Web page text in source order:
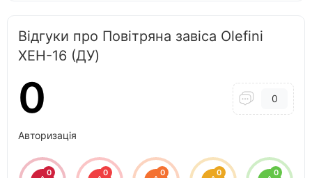
Відгуки про Повітряна завіса Olefini
XEH-16 (ДУ)
0 0
Авторизація
0 0 0 0 0